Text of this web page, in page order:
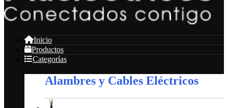
Inicio
Productos
Categorías
Alambres y Cables Eléctricos